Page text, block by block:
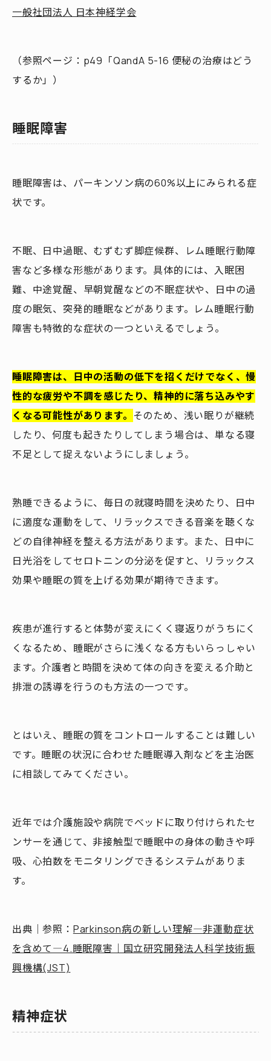
一般社団法人 日本神経学会
（参照ページ：p49「QandA 5-16 便秘の治療はどう
するか」）
睡眠障害
睡眠障害は、パーキンソン病の60%以上にみられる症
状です。
不眠、日中過眠、むずむず脚症候群、レム睡眠行動障
害など多様な形態があります。具体的には、入眠困
難、中途覚醒、早朝覚醒などの不眠症状や、日中の過
度の眠気、突発的睡眠などがあります。レム睡眠行動
障害も特徴的な症状の一つといえるでしょう。
睡眠障害は、日中の活動の低下を招くだけでなく、慢
性的な疲労や不調を感じたり、精神的に落ち込みやす
くなる可能性があります。 そのため、浅い眠りが継続
したり、何度も起きたりしてしまう場合は、単なる寝
不足として捉えないようにしましょう。
熟睡できるように、毎日の就寝時間を決めたり、日中
に適度な運動をして、リラックスできる音楽を聴くな
どの自律神経を整える方法があります。また、日中に
日光浴をしてセロトニンの分泌を促すと、リラックス
効果や睡眠の質を上げる効果が期待できます。
疾患が進行すると体勢が変えにくく寝返りがうちにく
くなるため、睡眠がさらに浅くなる方もいらっしゃい
ます。介護者と時間を決めて体の向きを変える介助と
排泄の誘導を行うのも方法の一つです。
とはいえ、睡眠の質をコントロールすることは難しい
です。睡眠の状況に合わせた睡眠導入剤などを主治医
に相談してみてください。
近年では介護施設や病院でべッドに取り付けられたセ
ンサーを通じて、非接触型で睡眠中の身体の動きや呼
吸、心拍数をモニタリングできるシステムがありま
す。
出典｜参照： Parkinson病の新しい理解―非運動症状
を含めて―4.睡眠障害｜国立研究開発法人科学技術振
興機構(JST)
精神症状